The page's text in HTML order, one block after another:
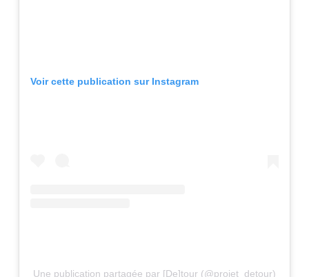
Voir cette publication sur Instagram
Une publication partagée par [De]tour (@projet_detour)